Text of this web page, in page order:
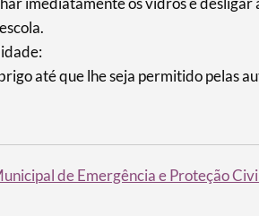
até que lhe seja permitido pelas
de Emergência e Proteção